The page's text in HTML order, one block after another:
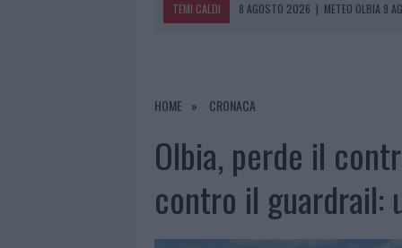
TEMI CALDI 8 AGOSTO 2026 | METEO OLBIA 9
8 AGOSTO 2026
|
HOME CRONACA
Olbia, perde il
contro il guardrail: